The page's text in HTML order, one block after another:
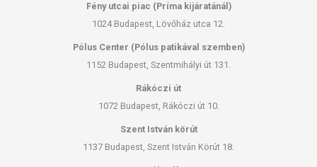
Fény utcai piac (Príma kijáratánál)
1024 Budapest, Lövőház utca 12.
Pólus Center (Pólus patikával szemben)
1152 Budapest, Szentmihályi út 131.
Rákóczi út
1072 Budapest, Rákóczi út 10.
Szent István körút
1137 Budapest, Szent István Körút 18.